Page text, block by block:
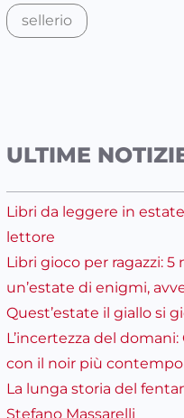
sellerio
ULTIME
Libri da leggere in
lettore
Libri gioco per ragazzi:
un’estate di enigmi,
Quest’estate il giallo si
L’incertezza del
con il noir più
La lunga storia del
Stefano Massarelli